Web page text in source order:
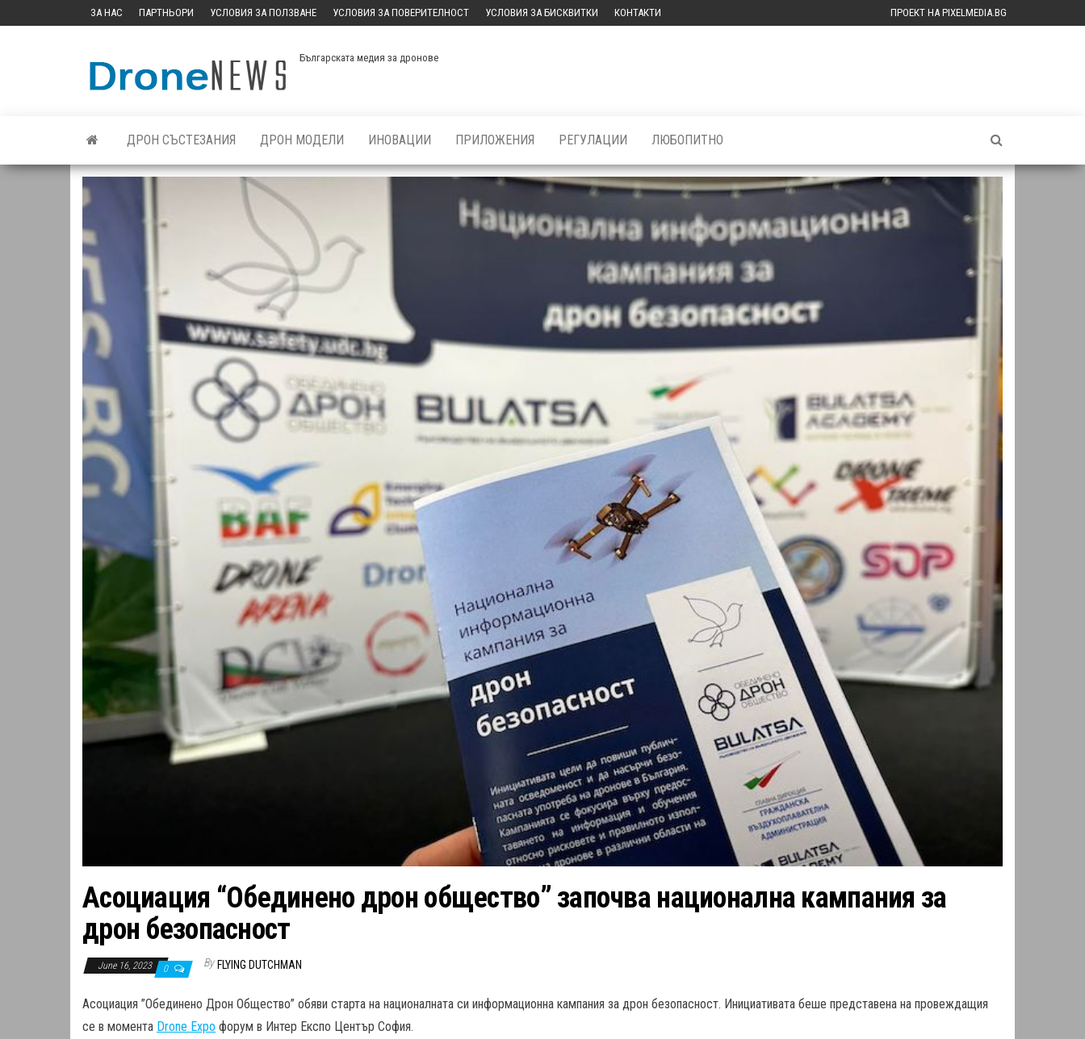
ЗА НАС ПАРТНЬОРИ УСЛОВИЯ ЗА ПОЛЗВАНЕ УСЛОВИЯ ЗА ПОВЕРИТЕЛНОСТ УСЛОВИЯ ЗА БИСКВИТКИ КОНТАКТИ ПРОЕКТ НА PIXELMEDIA.BG
Българската медия за дронове
ДРОН СЪСТЕЗАНИЯ ДРОН МОДЕЛИ ИНОВАЦИИ ПРИЛОЖЕНИЯ РЕГУЛАЦИИ ЛЮБОПИТНО
Асоциация “Обединено дрон общество” започва национална кампания за
дрон безопасност
June 16, 2023 0 By FLYING DUTCHMAN
Асоциация ”Обединено Дрон Общество” обяви старта на националната си информационна кампания за дрон безопасност. Инициативата беше представена на провеждащия
се в момента Drone Expo форум в Интер Експо Център София.